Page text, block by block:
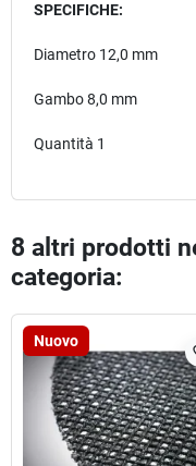
SPECIFICHE:
Diametro 12,0 mm
Gambo 8,0 mm
Quantità 1
8 altri prodotti
categoria:
Nuovo